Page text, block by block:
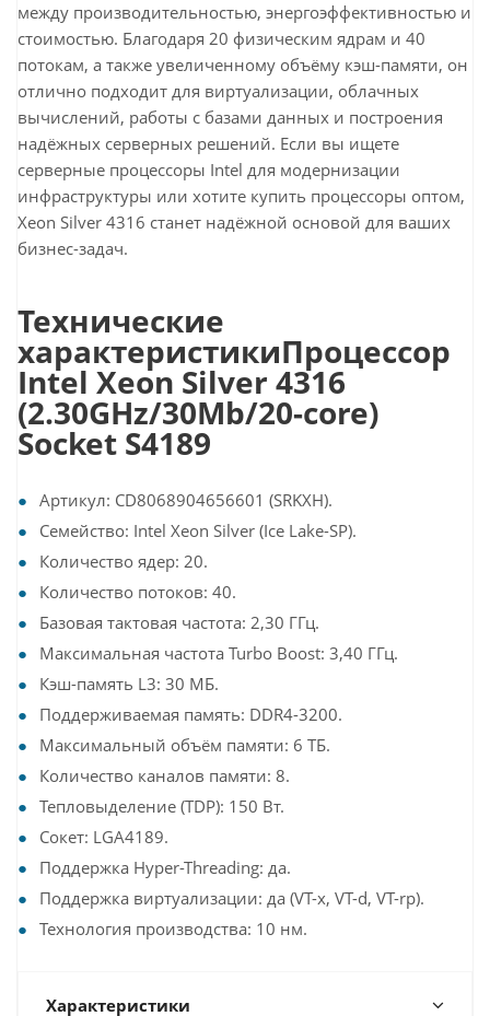
между производительностью, энергоэффективностью и
стоимостью. Благодаря 20 физическим ядрам и 40
потокам, а также увеличенному объёму кэш-памяти, он
отлично подходит для виртуализации, облачных
вычислений, работы с базами данных и построения
надёжных серверных решений. Если вы ищете
серверные процессоры Intel для модернизации
инфраструктуры или хотите купить процессоры оптом,
Xeon Silver 4316 станет надёжной основой для ваших
бизнес-задач.
Технические
характеристикиПроцессор
Intel Xeon Silver 4316
(2.30GHz/30Mb/20-core)
Socket S4189
Артикул: CD8068904656601 (SRKXH).
Семейство: Intel Xeon Silver (Ice Lake-SP).
Количество ядер: 20.
Количество потоков: 40.
Базовая тактовая частота: 2,30 ГГц.
Максимальная частота Turbo Boost: 3,40 ГГц.
Кэш-память L3: 30 МБ.
Поддерживаемая память: DDR4-3200.
Максимальный объём памяти: 6 ТБ.
Количество каналов памяти: 8.
Тепловыделение (TDP): 150 Вт.
Сокет: LGA4189.
Поддержка Hyper-Threading: да.
Поддержка виртуализации: да (VT-x, VT-d, VT-rp).
Технология производства: 10 нм.
Характеристики